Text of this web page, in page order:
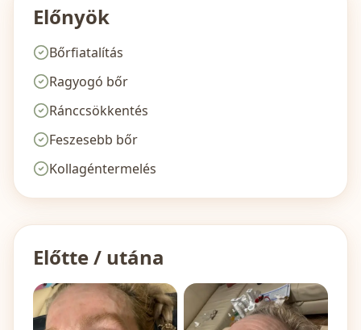
Előnyök
Bőrfiatalítás
Ragyogó bőr
Ránccsökkentés
Feszesebb bőr
Kollagéntermelés
Előtte / utána